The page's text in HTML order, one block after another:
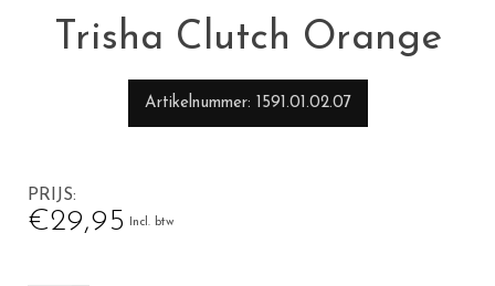
Trisha Clutch Orange
Artikelnummer 1591.01.02.07
PRIJS
€29,95 Incl. btw